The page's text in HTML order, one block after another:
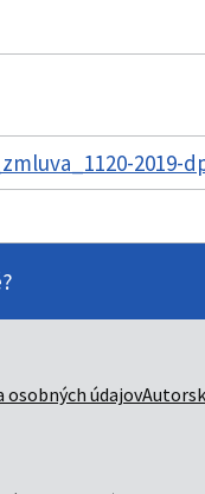
osobných údajov